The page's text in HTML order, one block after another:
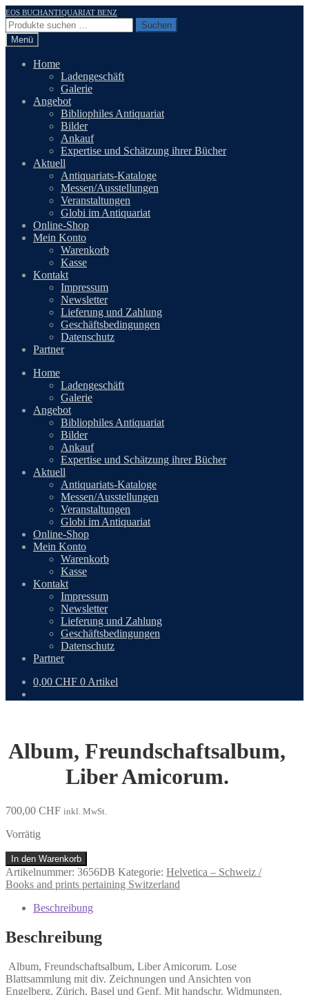
Zur
Navigation
springen
Zum
Inhalt
springen
EOS BUCHANTIQUARIAT BENZ
Suchen
nach:
Suchen
Menü
Home
Ladengeschäft
Galerie
Angebot
Bibliophiles Antiquariat
Bilder
Ankauf
Expertise und Schätzung ihrer Bücher
Aktuell
Antiquariats-Kataloge
Messen/Ausstellungen
Veranstaltungen
Globi im Antiquariat
Online-Shop
Mein Konto
Warenkorb
Kasse
Kontakt
Impressum
Newsletter
Lieferung und Zahlung
Geschäftsbedingungen
Datenschutz
Partner
Home
Ladengeschäft
Galerie
Angebot
Bibliophiles Antiquariat
Bilder
Ankauf
Expertise und Schätzung ihrer Bücher
Aktuell
Antiquariats-Kataloge
Messen/Ausstellungen
Veranstaltungen
Globi im Antiquariat
Online-Shop
Mein Konto
Warenkorb
Kasse
Kontakt
Impressum
Newsletter
Lieferung und Zahlung
Geschäftsbedingungen
Datenschutz
Partner
0,00 CHF 0 Artikel
Album, Freundschaftsalbum,
Liber Amicorum.
700,00 CHF inkl. MwSt.
Vorrätig
Album,
Freundschaftsalbum,
Liber
Menge
In den Warenkorb
Artikelnummer: 3656DB Kategorie: Helvetica – Schweiz /
Books and prints pertaining Switzerland
Beschreibung
Beschreibung
Album, Freundschaftsalbum, Liber Amicorum. Lose
Blattsammlung mit div. Zeichnungen und Ansichten von
Engelberg, Zürich, Basel und Genf. Mit handschr. Widmungen.